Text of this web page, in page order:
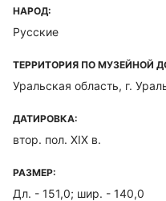
НАРОД:
Русские
ТЕРРИТОРИЯ ПО МУЗЕЙНОЙ
Уральская область, г.
ДАТИРОВКА:
втор. пол. XIX в.
РАЗМЕР:
Дл. - 151,0; шир. - 140,0